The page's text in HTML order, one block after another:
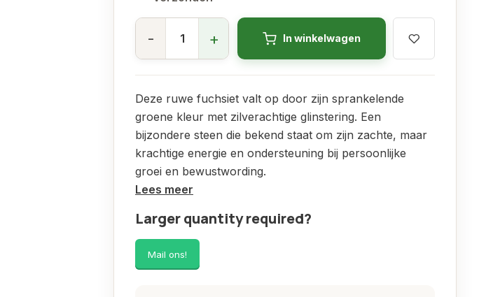
- + In winkelwagen
Deze ruwe fuchsiet valt op door zijn sprankelende
groene kleur met zilverachtige glinstering. Een
bijzondere steen die bekend staat om zijn zachte, maar
krachtige energie en ondersteuning bij persoonlijke
groei en bewustwording.
Lees meer
Larger quantity required?
Mail ons!